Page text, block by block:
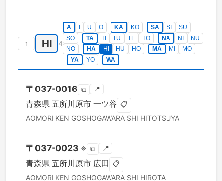
↑ HI 4
A U O KA KO SA SI
SU
SO
TA TI TU TE TO NA NI
NU
NO
HA HI HU HO MA MI
MO
YA
YO WA
〒 037-0016 ⧉ 📍
青森県 五所川原市 一ツ谷 📋
AOMORI KEN GOSHOGAWARA SHI HITOTSUYA
〒 037-0023 ※ ⧉ 📍
青森県 五所川原市 広田 📋
AOMORI KEN GOSHOGAWARA SHI HIROTA